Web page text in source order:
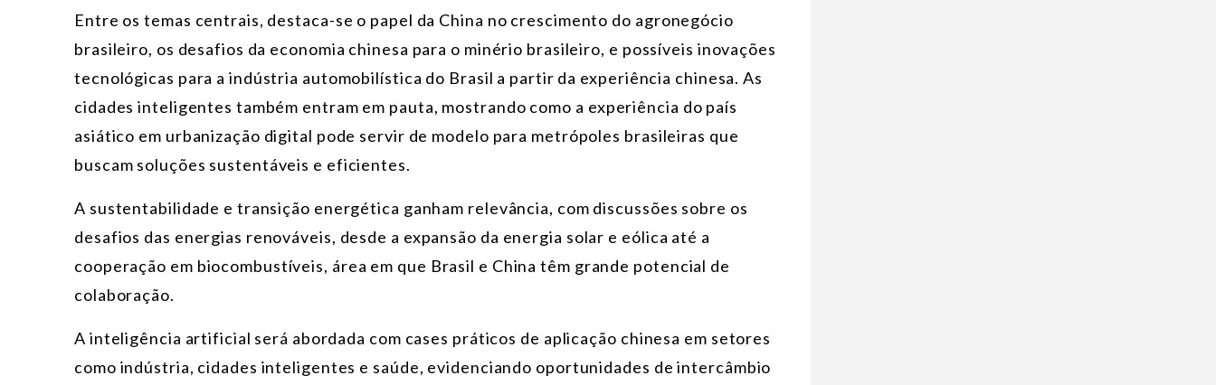
Entre os temas centrais, destaca-se o papel da China no crescimento do agronegócio
brasileiro, os desafios da economia chinesa para o minério brasileiro, e possíveis inovações
tecnológicas para a indústria automobilística do Brasil a partir da experiência chinesa. As
cidades inteligentes também entram em pauta, mostrando como a experiência do país
asiático em urbanização digital pode servir de modelo para metrópoles brasileiras que
buscam soluções sustentáveis e eficientes.
A sustentabilidade e transição energética ganham relevância, com discussões sobre os
desafios das energias renováveis, desde a expansão da energia solar e eólica até a
cooperação em biocombustíveis, área em que Brasil e China têm grande potencial de
colaboração.
A inteligência artificial será abordada com cases práticos de aplicação chinesa em setores
como indústria, cidades inteligentes e saúde, evidenciando oportunidades de intercâmbio